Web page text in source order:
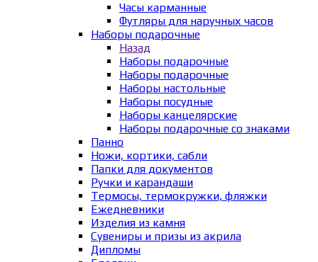
Часы карманные
Футляры для наручных часов
Наборы подарочные
Назад
Наборы подарочные
Наборы подарочные
Наборы настольные
Наборы посудные
Наборы канцелярские
Наборы подарочные со знаками
Панно
Ножи, кортики, сабли
Папки для документов
Ручки и карандаши
Термосы, термокружки, фляжки
Ежедневники
Изделия из камня
Сувениры и призы из акрила
Дипломы